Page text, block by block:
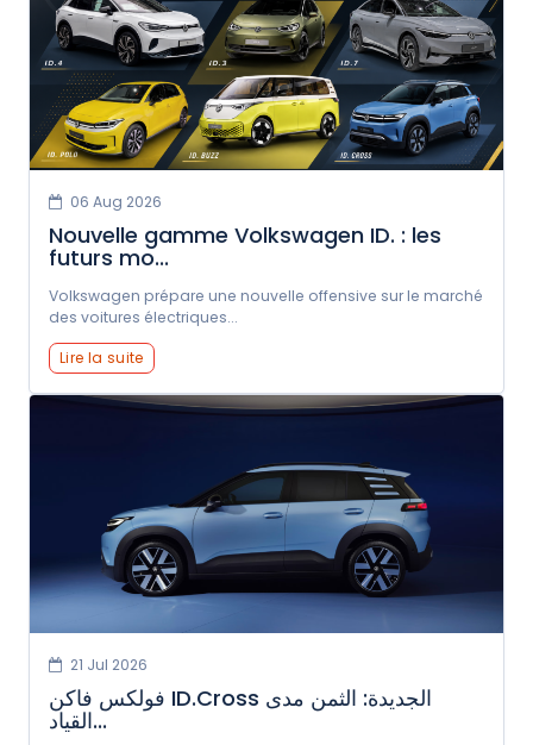
06 Aug 2026
Nouvelle gamme Volkswagen ID. : les
futurs mo...
Volkswagen prépare une nouvelle offensive sur le marché
des voitures électriques...
Lire la suite
21 Jul 2026
فولكس فاكن ID.Cross الجديدة: الثمن مدى
القياد...